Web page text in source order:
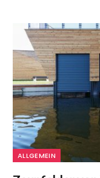
ALLGEMEIN